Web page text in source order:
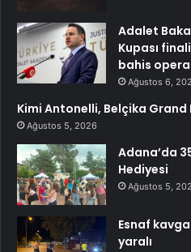
Adalet
Kupası
bahis
Ağustos 6,
Kimi Antonelli, Belçika Grand
Ağustos 5, 2026
Adana’da
Hediyesi
Ağustos 5,
Esnaf
yaralı